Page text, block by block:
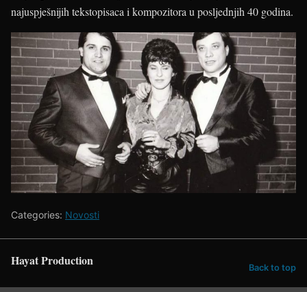
najuspješnijih tekstopisaca i kompozitora u posljednjih 40 godina.
Categories: Novosti
Hayat Production Back to top